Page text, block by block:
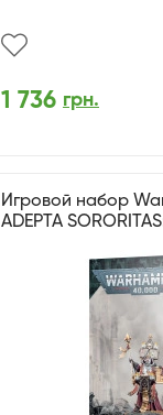
1 736 грн.
Игровой набор
ADEPTA